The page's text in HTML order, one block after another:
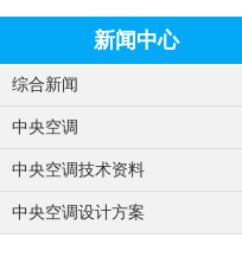
新闻中心
综合新闻
中央空调
中央空调技术资料
中央空调设计方案